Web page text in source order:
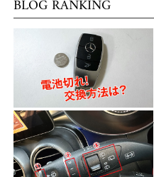
BLOG RANKING